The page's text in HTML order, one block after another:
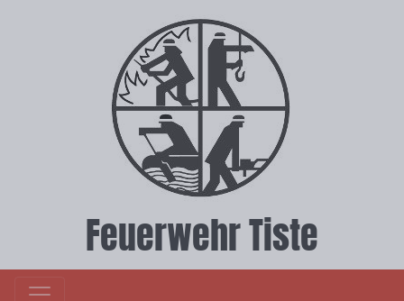
Feuerwehr Tiste